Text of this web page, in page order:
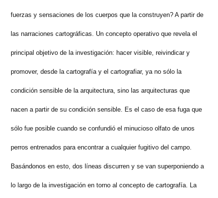
fuerzas y sensaciones de los cuerpos que la construyen? A partir de
las narraciones cartográficas. Un concepto operativo que revela el
principal objetivo de la investigación: hacer visible, reivindicar y
promover, desde la cartografía y el cartografiar, ya no sólo la
condición sensible de la arquitectura, sino las arquitecturas que
nacen a partir de su condición sensible. Es el caso de esa fuga que
sólo fue posible cuando se confundió el minucioso olfato de unos
perros entrenados para encontrar a cualquier fugitivo del campo.
Basándonos en esto, dos líneas discurren y se van superponiendo a
lo largo de la investigación en torno al concepto de cartografía. La